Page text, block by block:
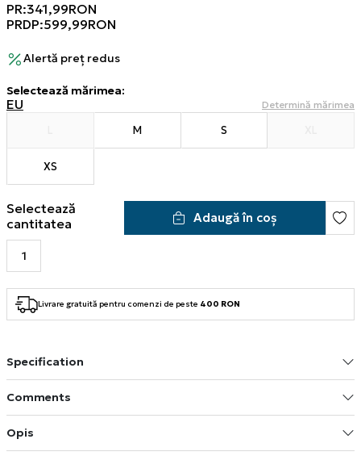
PR:341,99RON
PRDP:599,99RON
Alertă preț redus
Selectează mărimea:
EU Determină mărimea
M S
XS
Selectează
cantitatea
Adaugă în coș
Livrare gratuită pentru comenzi de peste 400 RON
Specification
Comments
Opis